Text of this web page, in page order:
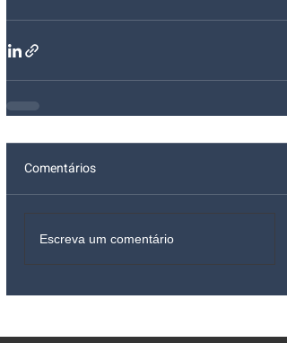
Comentários
Escreva um comentário